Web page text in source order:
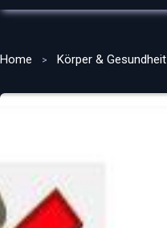
Home Körper & Gesundheit